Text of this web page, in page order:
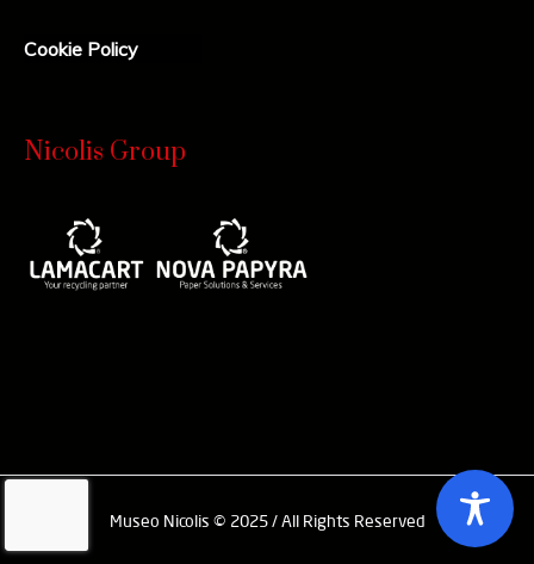
Cookie Policy
Nicolis Group
Museo Nicolis © 2025 / All Rights Reserved